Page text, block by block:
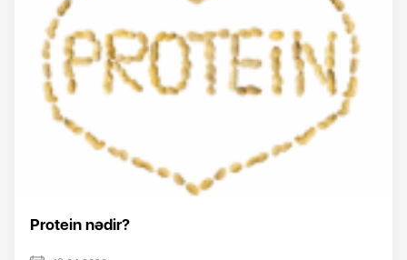
Protein nədir?